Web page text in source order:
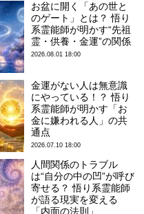
お盆に開く「あの世と
のゲート」とは？ 悟り
系霊能師が明かす“先祖
霊・供養・金運”の関係
2026.08.01 18:00
金運がない人は無意識
にやっている！？ 悟り
系霊能師が明かす「お
金に嫌われる人」の共
通点
2026.07.10 18:00
人間関係のトラブル
は“自分の中の凹”が呼び
寄せる？ 悟り系霊能師
が語る現実を変える
「内面の法則」